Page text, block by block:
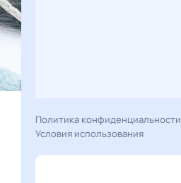
Политика конфиденциальности
Условия использования